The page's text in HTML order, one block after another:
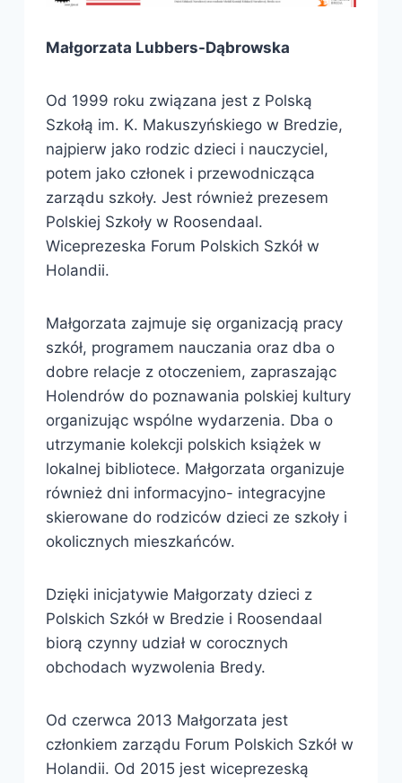
Małgorzata Lubbers-Dąbrowska
Od 1999 roku związana jest z Polską
Szkołą im. K. Makuszyńskiego w Bredzie,
najpierw jako rodzic dzieci i nauczyciel,
potem jako członek i przewodnicząca
zarządu szkoły. Jest również prezesem
Polskiej Szkoły w Roosendaal.
Wiceprezeska Forum Polskich Szkół w
Holandii.
Małgorzata zajmuje się organizacją pracy
szkół, programem nauczania oraz dba o
dobre relacje z otoczeniem, zapraszając
Holendrów do poznawania polskiej kultury
organizując wspólne wydarzenia. Dba o
utrzymanie kolekcji polskich książek w
lokalnej bibliotece. Małgorzata organizuje
również dni informacyjno- integracyjne
skierowane do rodziców dzieci ze szkoły i
okolicznych mieszkańców.
Dzięki inicjatywie Małgorzaty dzieci z
Polskich Szkół w Bredzie i Roosendaal
biorą czynny udział w corocznych
obchodach wyzwolenia Bredy.
Od czerwca 2013 Małgorzata jest
członkiem zarządu Forum Polskich Szkół w
Holandii. Od 2015 jest wiceprezeską